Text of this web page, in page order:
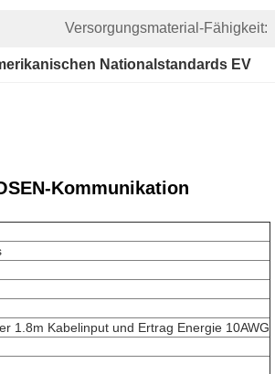
Versorgungsmaterial-Fähigkeit:
Nationalstandards EV
Kommunikation
1.8m Kabelinput und Ertrag Energie 10AWG